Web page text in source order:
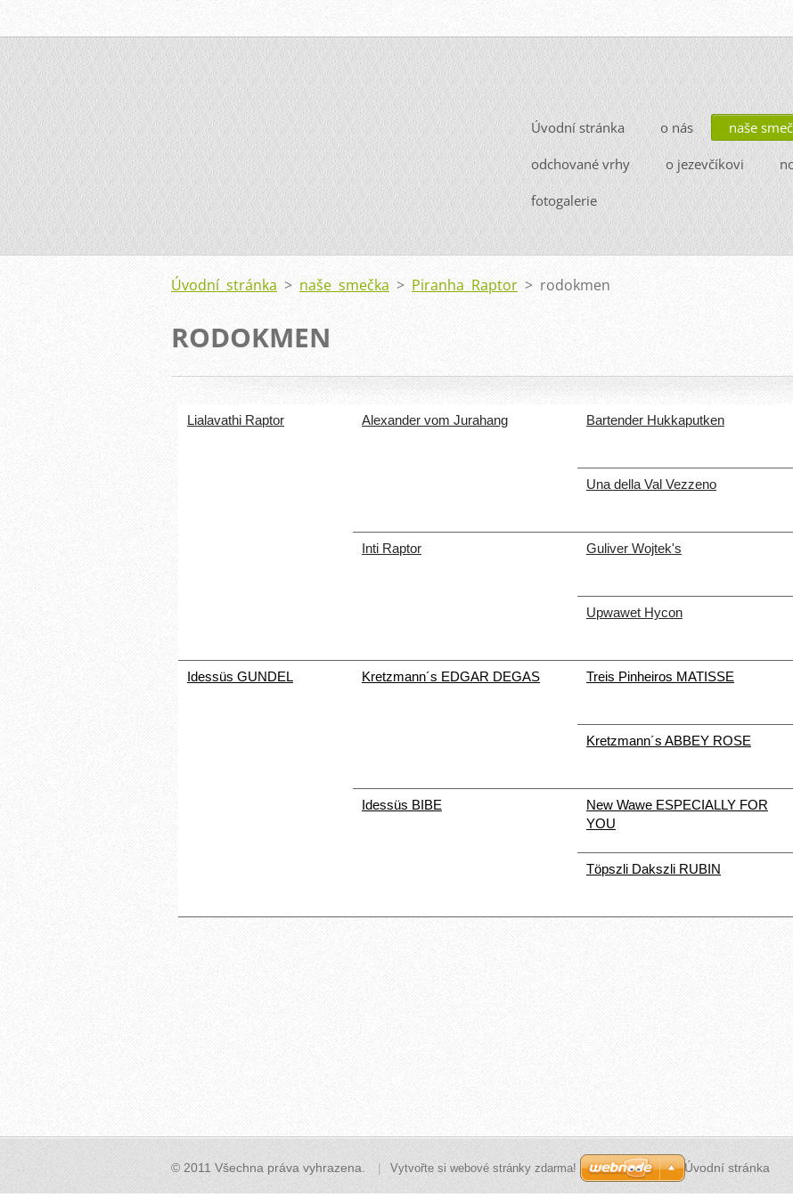
Úvodní stránka o nás naše
odchované vrhy o jezevčíkovi
fotogalerie
Úvodní stránka > naše smečka > Piranha Raptor > rodokmen
RODOKMEN
Lialavathi Raptor Alexander vom Jurahang Bartender Hukkaputken
Una della Val Vezzeno
Inti Raptor Guliver Wojtek's
Upwawet Hycon
Idessüs GUNDEL Kretzmann´s EDGAR DEGAS Treis Pinheiros MATISSE
Kretzmann´s ABBEY ROSE
Idessüs BIBE
New Wawe ESPECIALLY FOR
YOU
Töpszli Dakszli RUBIN
© 2011 Všechna práva vyhrazena. Úvodní stránka
Vytvořte si webové stránky zdarma!